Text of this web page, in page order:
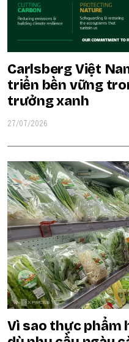
Carlsberg Việt
triển bền vững
trưởng xanh
27/07/2026
Vì sao thực phẩm